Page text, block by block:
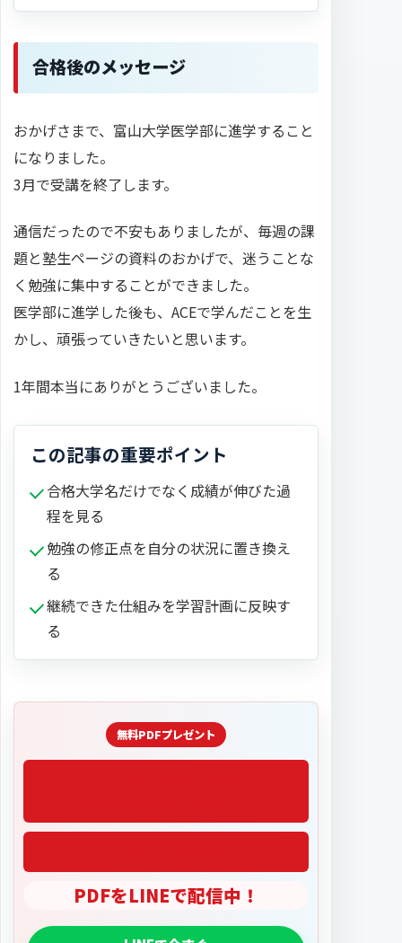
学部合格は可能」と検証でき
ていること ・ 最短距…
合格後のメッセージ
おかげさまで、富山大学医学部に進学すること
になりました。
3月で受講を終了します。
通信だったので不安もありましたが、毎週の課
題と塾生ページの資料のおかげで、迷うことな
く勉強に集中することができました。
医学部に進学した後も、ACEで学んだことを生
かし、頑張っていきたいと思います。
1年間本当にありがとうございました。
この記事の重要ポイント
合格大学名だけでなく成績が伸びた過
程を見る
勉強の修正点を自分の状況に置き換え
る
継続できた仕組みを学習計画に反映す
る
PDFをLINEで配信中！